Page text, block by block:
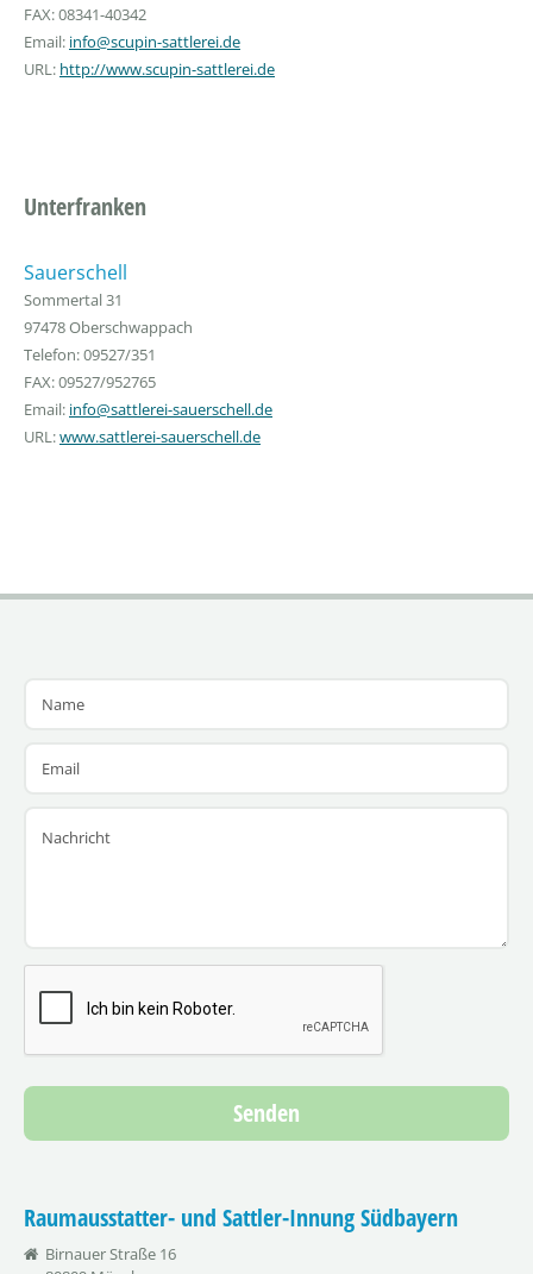
FAX: 08341-40342
Email: info@scupin-sattlerei.de
URL: http://www.scupin-sattlerei.de
Unterfranken
Sauerschell
Sommertal 31
97478 Oberschwappach
Telefon: 09527/351
FAX: 09527/952765
Email: info@sattlerei-sauerschell.de
URL:www.sattlerei-sauerschell.de
Senden
Raumausstatter- und Sattler-Innung Südbayern
Birnauer Straße 16